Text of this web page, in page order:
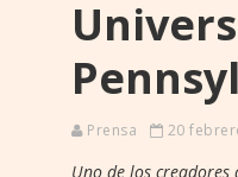
Prensa 20
Uno de los